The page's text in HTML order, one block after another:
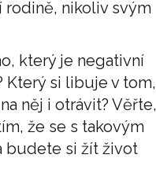
rodině, nikoliv svým
který je negativní
Který si libuje v tom,
něj i otrávit? Věřte,
že se s takovým
budete si žít život